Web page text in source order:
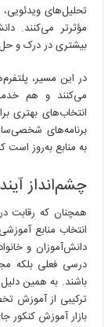
تحلیل‌های ویدئویی،
مؤثرتر می‌کنند.
بیشتری در درک و
در این مسیر،
می‌کنند و هم
انتخاب‌های بهتری
برنامه‌های
به منابع به‌روز
چشم‌انداز
همچنان که رقابت
انتخاب منابع
دانش‌آموزان و
درسی فعلی بلکه
باشند. به همین
ترکیبی از آموزش
بازار آموزش کنکور